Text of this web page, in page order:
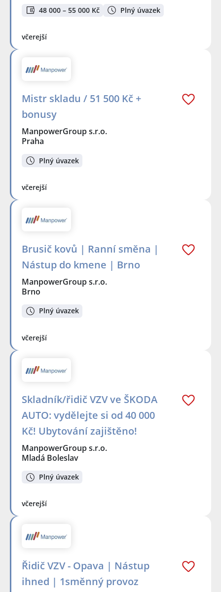
48 000 – 55 000 Kč Plný úvazek
včerejší
Mistr skladu / 51 500 Kč +
bonusy
ManpowerGroup s.r.o.
Praha
Plný úvazek
včerejší
Brusič kovů | Ranní směna |
Nástup do kmene | Brno
ManpowerGroup s.r.o.
Brno
Plný úvazek
včerejší
Skladník/řidič VZV ve ŠKODA
AUTO: vydělejte si od 40 000
Kč! Ubytování zajištěno!
ManpowerGroup s.r.o.
Mladá Boleslav
Plný úvazek
včerejší
Řidič VZV - Opava | Nástup
ihned | 1směnný provoz